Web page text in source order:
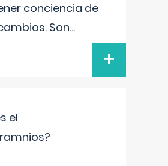
conciencia de
Son...
+
el